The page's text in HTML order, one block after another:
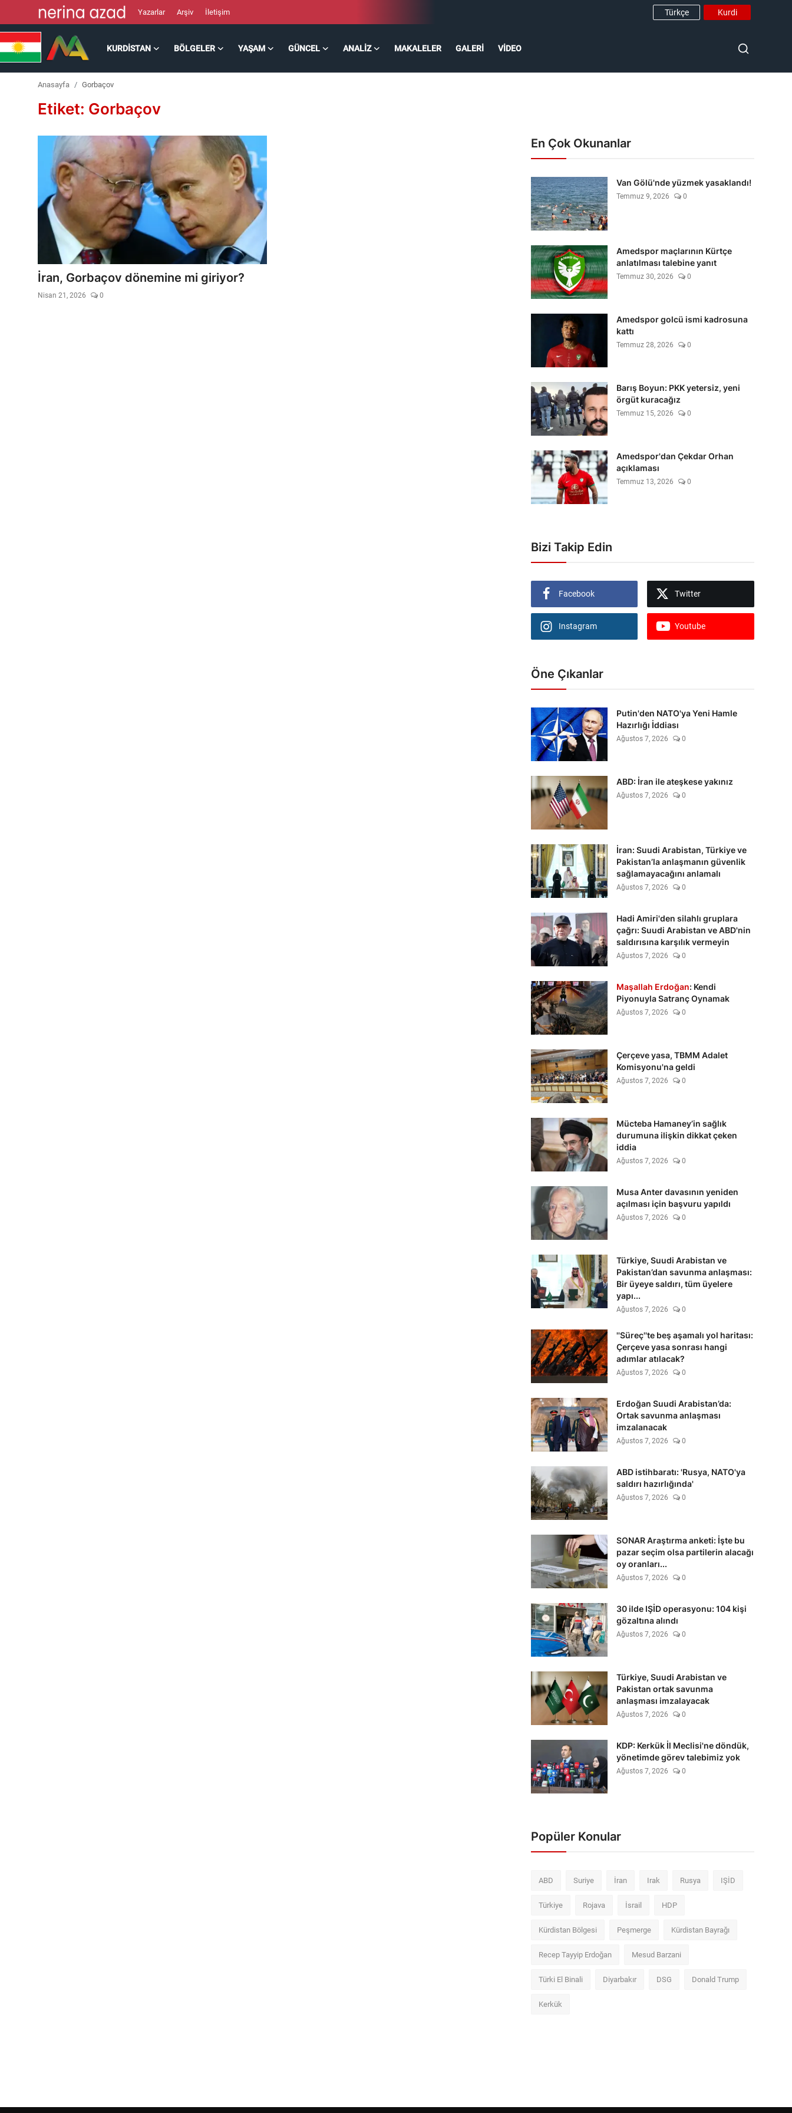
Yazarlar Arşiv İletişim Türkçe Kurdi
KURDISTAN BÖLGELER YAŞAM GÜNCEL ANALIZ MAKALELER GALERI VIDEO
Makaleler
Yazarlar
Anasayfa Gorbaçov
Etiket: Gorbaçov
İran, Gorbaçov dönemine mi giriyor?
Nisan 21, 2026 0
En Çok Okunanlar
Van Gölü'nde yüzmek yasaklandı!
Temmuz 9, 2026 0
Amedspor maçlarının Kürtçe
anlatılması talebine yanıt
Temmuz 30, 2026 0
Amedspor golcü ismi kadrosuna
kattı
Temmuz 28, 2026 0
Barış Boyun: PKK yetersiz, yeni
örgüt kuracağız
Temmuz 15, 2026 0
Amedspor'dan Çekdar Orhan
açıklaması
Temmuz 13, 2026 0
Bizi Takip Edin
Facebook Twitter
Instagram Youtube
Öne Çıkanlar
Putin'den NATO'ya Yeni Hamle
Hazırlığı İddiası
Ağustos 7, 2026 0
ABD: İran ile ateşkese yakınız
Ağustos 7, 2026 0
İran: Suudi Arabistan, Türkiye ve
Pakistan’la anlaşmanın güvenlik
sağlamayacağını anlamalı
Ağustos 7, 2026 0
Hadi Amiri'den silahlı gruplara
çağrı: Suudi Arabistan ve ABD'nin
saldırısına karşılık vermeyin
Ağustos 7, 2026 0
Maşallah Erdoğan: Kendi
Piyonuyla Satranç Oynamak
Ağustos 7, 2026 0
Çerçeve yasa, TBMM Adalet
Komisyonu'na geldi
Ağustos 7, 2026 0
Mücteba Hamaney’in sağlık
durumuna ilişkin dikkat çeken
iddia
Ağustos 7, 2026 0
Musa Anter davasının yeniden
açılması için başvuru yapıldı
Ağustos 7, 2026 0
Türkiye, Suudi Arabistan ve
Pakistan’dan savunma anlaşması:
Bir üyeye saldırı, tüm üyelere
yapı...
Ağustos 7, 2026 0
''Süreç''te beş aşamalı yol haritası:
Çerçeve yasa sonrası hangi
adımlar atılacak?
Ağustos 7, 2026 0
Erdoğan Suudi Arabistan’da:
Ortak savunma anlaşması
imzalanacak
Ağustos 7, 2026 0
ABD istihbaratı: 'Rusya, NATO'ya
saldırı hazırlığında'
Ağustos 7, 2026 0
SONAR Araştırma anketi: İşte bu
pazar seçim olsa partilerin alacağı
oy oranları...
Ağustos 7, 2026 0
30 ilde IŞİD operasyonu: 104 kişi
gözaltına alındı
Ağustos 7, 2026 0
Türkiye, Suudi Arabistan ve
Pakistan ortak savunma
anlaşması imzalayacak
Ağustos 7, 2026 0
KDP: Kerkük İl Meclisi'ne döndük,
yönetimde görev talebimiz yok
Ağustos 7, 2026 0
Popüler Konular
ABD Suriye İran Irak Rusya IŞİD
Türkiye Rojava İsrail HDP
Kürdistan Bölgesi Peşmerge Kürdistan Bayrağı
Recep Tayyip Erdoğan Mesud Barzani
Türki El Binali Diyarbakır DSG Donald Trump
Kerkük